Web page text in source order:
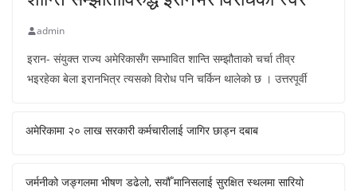
admin
इरान- संयुक्त राज्य अमेरिकासँग सम्भावित शान्ति सम्झौताको चर्चा तीव्र
भइरहेका बेला इरानभित्र त्यसको विरोध पनि चर्किन थालेको छ । उत्तरपूर्वी
अमेरिकामा २० लाख सरकारी कर्मचारीलाई जागिर छाड्न दबाब
जर्मनीको जङ्गलमा भीषण डढेलो, सयौँ मानिसलाई सुरक्षित स्थलमा सारियो